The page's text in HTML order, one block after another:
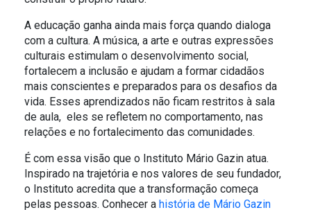
PARCERIA GREEN FARM CO2FREE
ALFREDO GAZIN ORQUESTRA
A educação ganha ainda mais força quando dialoga
com a cultura. A música, a arte e outras expressões
culturais estimulam o desenvolvimento social,
fortalecem a inclusão e ajudam a formar cidadãos
mais conscientes e preparados para os desafios da
vida. Esses aprendizados não ficam restritos à sala
de aula, eles se refletem no comportamento, nas
relações e no fortalecimento das comunidades.
É com essa visão que o Instituto Mário Gazin atua.
Inspirado na trajetória e nos valores de seu fundador,
o Instituto acredita que a transformação começa
pelas pessoas. Conhecer a história de Mário Gazin